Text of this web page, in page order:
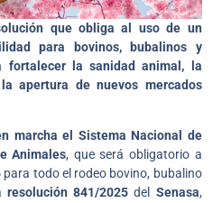
que obliga al uso de un
para bovinos, bubalinos y
fortalecer la sanidad animal, la
apertura de nuevos mercados
marcha el Sistema Nacional de
Animales, que será obligatorio a
para todo el rodeo bovino, bubalino
resolución 841/2025 del Senasa,